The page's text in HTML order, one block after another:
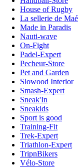
House of Rugby
La sellerie de Maé
Made in Paradis
Nauti-wave
On-Fight
Padel-Expert
Pecheur-Store
Pet and Garden
Slowood Interior
Smash-Expert
Sneak'In
Sneakids
Sport is good
Training-Fit
Trek-Expert
Triathlon-Expert
TripnBikers
Vélo-Store